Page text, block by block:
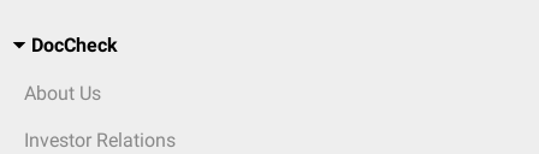
DocCheck
About Us
Investor Relations